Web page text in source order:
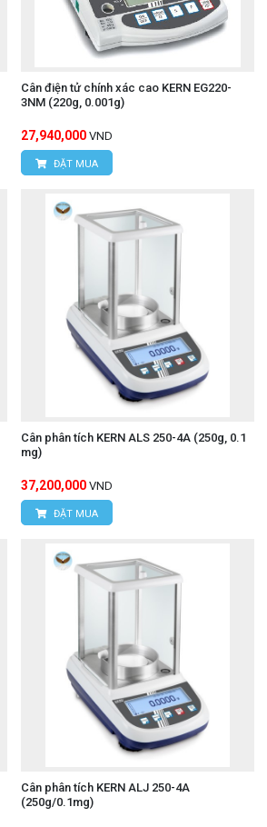
Cân điện tử chính xác cao KERN EG220-
3NM (220g, 0.001g)
27,940,000 VND
ĐẶT MUA
Cân phân tích KERN ALS 250-4A (250g, 0.1
mg)
37,200,000 VND
ĐẶT MUA
Cân phân tích KERN ALJ 250-4A
(250g/0.1mg)